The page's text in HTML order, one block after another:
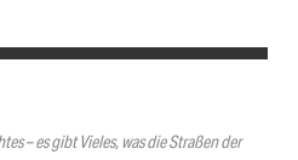
– es gibt Vieles, was die Straßen der